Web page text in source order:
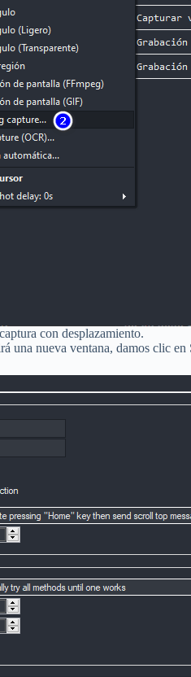
con desplazamiento.
una nueva ventana, damos clic